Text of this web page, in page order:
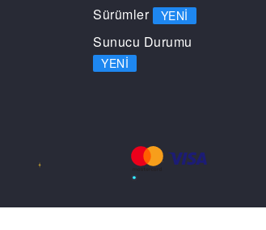
Sürümler
YENI
Sunucu Durumu
YENI